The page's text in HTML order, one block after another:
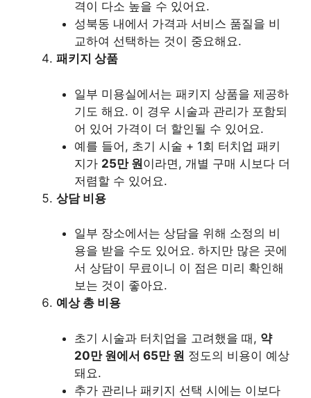
격이 다소 높을 수 있어요.
성북동 내에서 가격과 서비스 품질을 비
교하여 선택하는 것이 중요해요.
패키지 상품
일부 미용실에서는 패키지 상품을 제공하
기도 해요. 이 경우 시술과 관리가 포함되
어 있어 가격이 더 할인될 수 있어요.
예를 들어, 초기 시술 + 1회 터치업 패키
지가 25만 원이라면, 개별 구매 시보다 더
저렴할 수 있어요.
상담 비용
일부 장소에서는 상담을 위해 소정의 비
용을 받을 수도 있어요. 하지만 많은 곳에
서 상담이 무료이니 이 점은 미리 확인해
보는 것이 좋아요.
예상 총 비용
초기 시술과 터치업을 고려했을 때, 약
20만 원에서 65만 원 정도의 비용이 예상
돼요.
추가 관리나 패키지 선택 시에는 이보다